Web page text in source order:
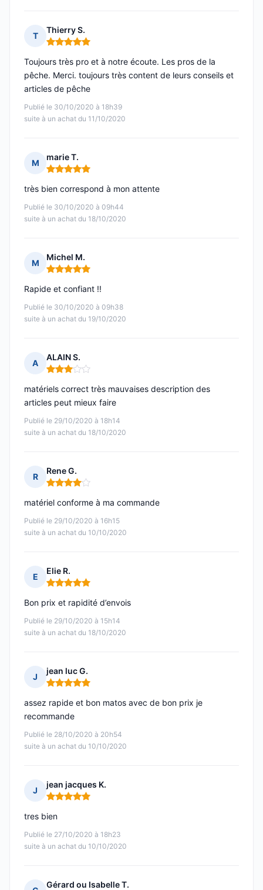
T
Thierry S.
Note : 5 sur 5
Publié le 30/10/2020 à 18h39
suite à un achat du 11/10/2020
Toujours très pro et à notre écoute. Les pros de la
pêche. Merci. toujours très content de leurs conseils et
articles de pêche
M
marie T.
Note : 5 sur 5
Publié le 30/10/2020 à 09h44
suite à un achat du 18/10/2020
très bien correspond à mon attente
M
Michel M.
Note : 5 sur 5
Publié le 30/10/2020 à 09h38
suite à un achat du 19/10/2020
Rapide et confiant !!
A
ALAIN S.
Note : 3 sur 5
Publié le 29/10/2020 à 18h14
suite à un achat du 18/10/2020
matériels correct très mauvaises description des
articles peut mieux faire
R
Rene G.
Note : 4 sur 5
Publié le 29/10/2020 à 16h15
suite à un achat du 10/10/2020
matériel conforme à ma commande
E
Elie R.
Note : 5 sur 5
Publié le 29/10/2020 à 15h14
suite à un achat du 18/10/2020
Bon prix et rapidité d’envois
J
jean luc G.
Note : 5 sur 5
Publié le 28/10/2020 à 20h54
suite à un achat du 10/10/2020
assez rapide et bon matos avec de bon prix je
recommande
J
jean jacques K.
Note : 5 sur 5
Publié le 27/10/2020 à 18h23
suite à un achat du 10/10/2020
tres bien
Gérard ou Isabelle T.